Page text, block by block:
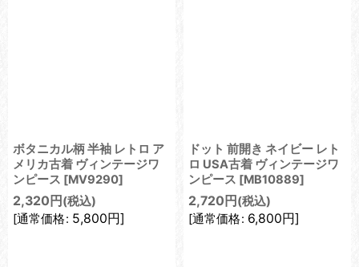
ボタニカル柄 半袖 レトロ ア
メリカ古着 ヴィンテージワ
ンピース [MV9290]
2,320 円 (税込)
[通常価格: 5,800円]
ドット 前開き ネイビー レト
ロ USA古着 ヴィンテージワ
ンピース [MB10889]
2,720 円 (税込)
[通常価格: 6,800円]